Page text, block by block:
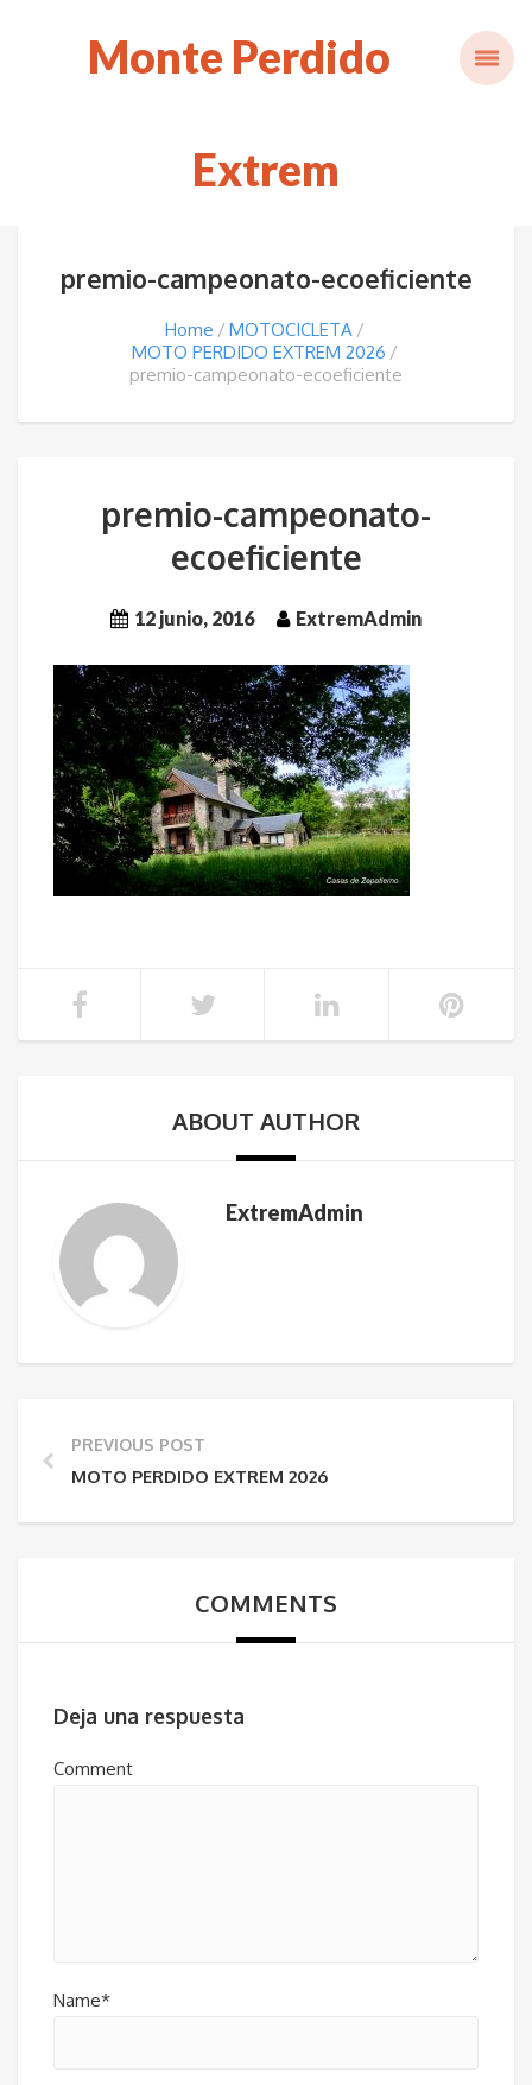
Monte Perdido
Extrem
premio-campeonato-ecoeficiente
Home
MOTOCICLETA
MOTO PERDIDO EXTREM 2026
premio-campeonato-ecoeficiente
premio-campeonato-
ecoeficiente
12 junio, 2016 ExtremAdmin
ABOUT AUTHOR
ExtremAdmin
PREVIOUS POST
MOTO PERDIDO EXTREM 2026
COMMENTS
Deja una respuesta
Comment
Name*